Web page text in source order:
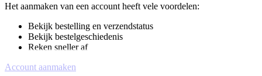
Het aanmaken van een account heeft vele voordelen:
Bekijk bestelling en verzendstatus
Bekijk bestelgeschiedenis
Reken sneller af
Account aanmaken